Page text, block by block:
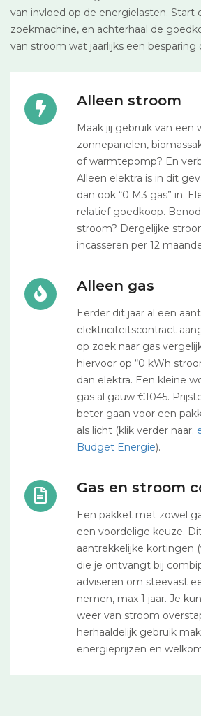
van invloed op de energielasten. Start
zoekmachine, en achterhaal de
van stroom wat jaarlijks een
Alleen stroom
Maak jij gebruik van een
zonnepanelen,
of warmtepomp? En
Alleen elektra is in dit
dan ook “0 M3 gas” in.
relatief goedkoop.
stroom? Dergelijke
incasseren per 12
Alleen gas
Eerder dit jaar al een
elektriciteitscontract
op zoek naar gas
hiervoor op “0 kWh
dan elektra. Een kleine
gas al gauw €1045.
beter gaan voor een
als licht (klik verder naar:
Budget Energie).
Gas en stroom
Een pakket met zowel
een voordelige keuze.
aantrekkelijke kortingen
die je ontvangt bij
adviseren om steevast
nemen, max 1 jaar. Je
weer van stroom
herhaaldelijk gebruik
energieprijzen en